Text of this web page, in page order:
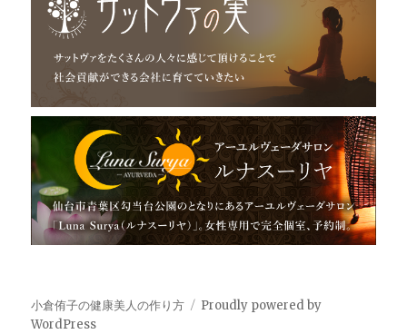
小倉侑子の健康美人の作り方
Proudly powered by
WordPress